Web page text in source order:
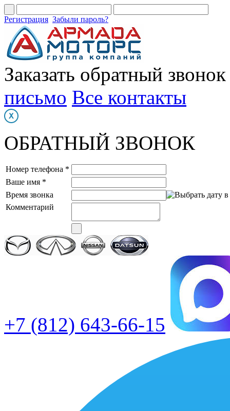
Регистрация Забыли пароль?
Заказать обратный звонок
письмо Все контакты
ОБРАТНЫЙ ЗВОНОК
Номер телефона *
Ваше имя *
Время звонка
Комментарий
+7 (812) 643-66-15